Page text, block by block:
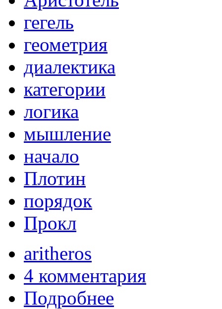
гегель
геометрия
диалектика
категории
логика
мышление
начало
Плотин
порядок
Прокл
aritheros
4 комментария
Подробнее